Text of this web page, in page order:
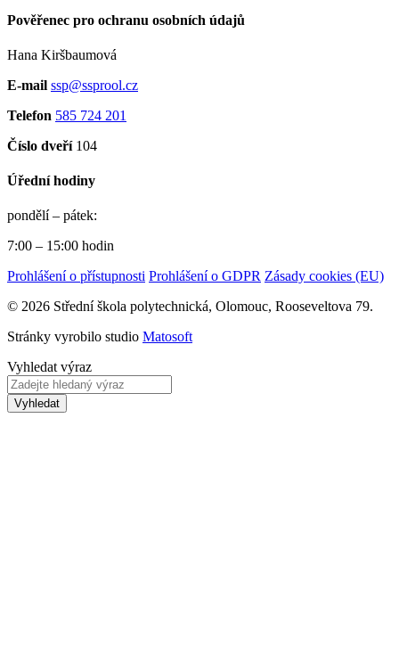
Pověřenec pro ochranu osobních údajů
Hana Kiršbaumová
E-mail ssp@ssprool.cz
Telefon 585 724 201
Číslo dveří104
Úřední hodiny
pondělí – pátek:
7:00 – 15:00 hodin
Prohlášení o přístupnosti Prohlášení o GDPR Zásady cookies (EU)
© 2026 Střední škola polytechnická, Olomouc, Rooseveltova 79.
Stránky vyrobilo studio Matosoft
Vyhledat výraz
Vyhledat